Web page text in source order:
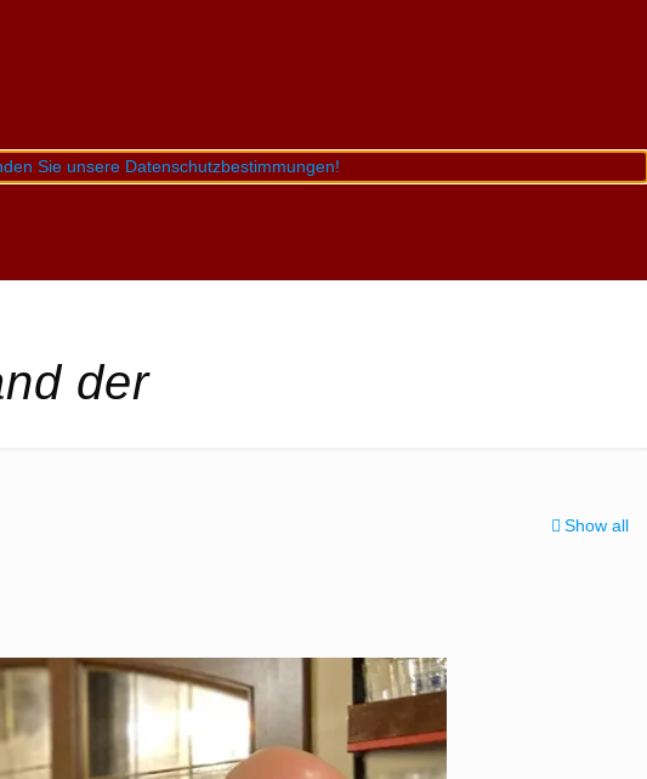
der
Show all
Sie unsere Datenschutzbestimmungen!